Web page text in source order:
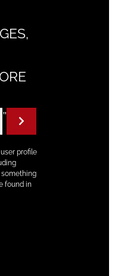
"
profile
found in